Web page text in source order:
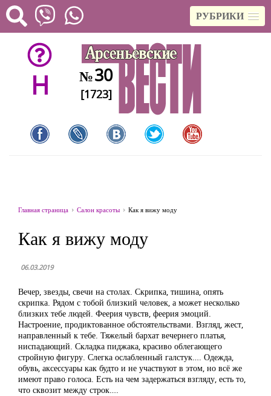
РУБРИКИ
H №30
[1723]
Главная страница Салон красоты Как я вижу моду
Как я вижу моду
06.03.2019
Вечер, звезды, свечи на столах. Скрипка, тишина, опять
скрипка. Рядом с тобой близкий человек, а может несколько
близких тебе людей. Феерия чувств, феерия эмоций.
Настроение, продиктованное обстоятельствами. Взгляд, жест,
направленный к тебе. Тяжелый бархат вечернего платья,
ниспадающий. Складка пиджака, красиво облегающего
стройную фигуру. Слегка ослабленный галстук…. Одежда,
обувь, аксессуары как будто и не участвуют в этом, но всё же
имеют право голоса. Есть на чем задержаться взгляду, есть то,
что сквозит между строк….